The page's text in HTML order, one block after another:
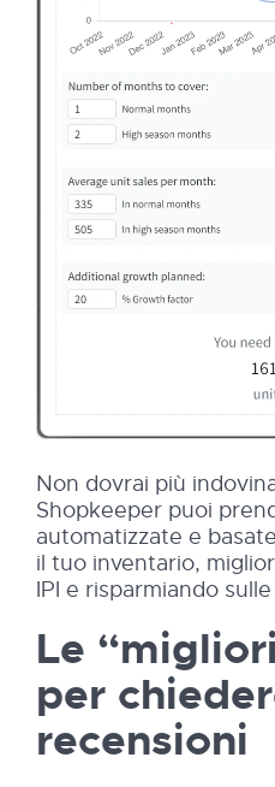
Non dovrai più
Shopkeeper puoi
automatizzate e
il tuo inventario,
IPI e risparmiando
Le
per
recensioni